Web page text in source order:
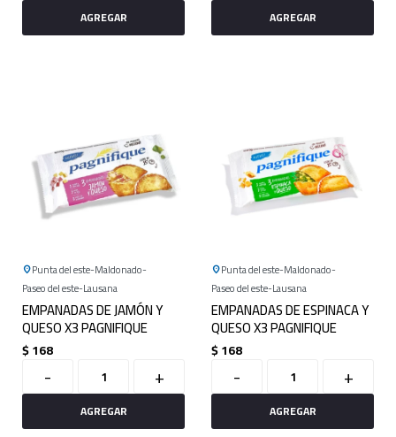
Punta del este Maldonado
Paseo del este Lausana
EMPANADAS DE JAMÓN Y
QUESO X3 PAGNIFIQUE
$168
- +
Punta del este Maldonado
Paseo del este Lausana
EMPANADAS DE ESPINACA Y
QUESO X3 PAGNIFIQUE
$168
- +